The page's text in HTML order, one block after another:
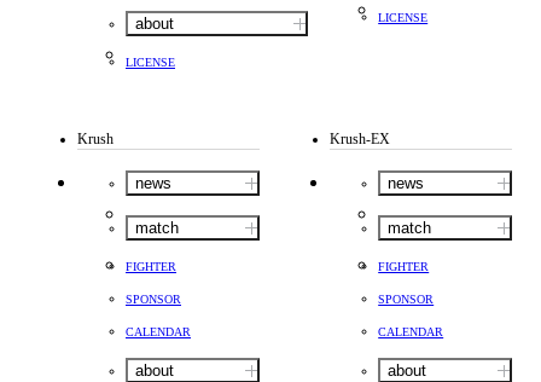
about
LICENSE
LICENSE
Krush
news
match
FIGHTER
SPONSOR
CALENDAR
about
Krush-EX
news
match
FIGHTER
SPONSOR
CALENDAR
about